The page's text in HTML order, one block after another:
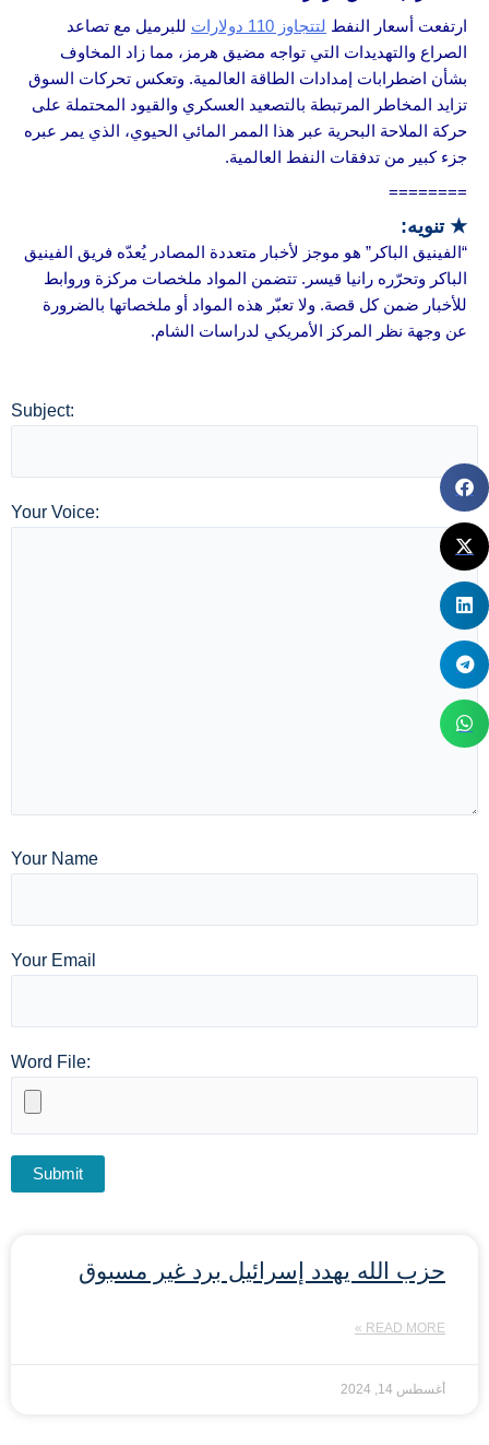
ارتفعت أسعار النفط لتتجاوز 110 دولارات
للبرميل مع تصاعد
الصراع والتهديدات التي تواجه مضيق هرمز، مما زاد المخاوف
بشأن اضطرابات إمدادات الطاقة العالمية. وتعكس تحركات السوق
تزايد المخاطر المرتبطة بالتصعيد العسكري والقيود المحتملة على
حركة الملاحة البحرية عبر هذا الممر المائي الحيوي، الذي يمر عبره
جزء كبير من تدفقات النفط العالمية.
========
★ تنويه:
“الفينيق الباكر” هو موجز لأخبار متعددة المصادر يُعدّه فريق الفينيق
الباكر وتحرّره رانيا قيسر. تتضمن المواد ملخصات مركزة وروابط
للأخبار ضمن كل قصة. ولا تعبّر هذه المواد أو ملخصاتها بالضرورة
عن وجهة نظر المركز الأمريكي لدراسات الشام.
Subject:
Your Voice:
Your Name
Your Email
Word File:
حزب الله يهدد إسرائيل برد غير مسبوق
READ MORE »
أغسطس 14, 2024